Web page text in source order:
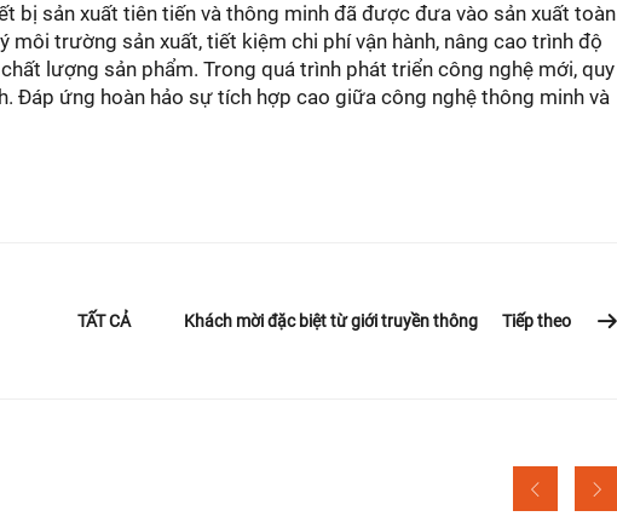
bị sản xuất tiên tiến và thông minh đã được đưa vào sản xuất toàn
môi trường sản xuất, tiết kiệm chi phí vận hành, nâng cao trình độ
lượng sản phẩm. Trong quá trình phát triển công nghệ mới, quy
Đáp ứng hoàn hảo sự tích hợp cao giữa công nghệ thông minh và
TẤT CẢ Khách mời đặc biệt từ giới truyền thông Tiếp theo